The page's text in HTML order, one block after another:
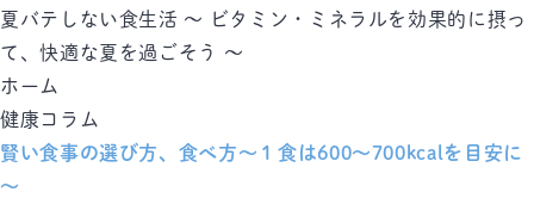
夏バテしない食生活 ～ ビタミン・ミネラルを効果的に摂っ
て、快適な夏を過ごそう ～
ホーム
健康コラム
賢い食事の選び方、食べ方～１食は600～700kcalを目安に
～